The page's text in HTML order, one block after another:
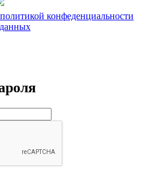
политикой конфеденциальности